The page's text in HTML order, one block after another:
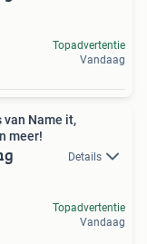
Topadvertentie
Vandaag
van Name it,
meer!
Details
Topadvertentie
Vandaag